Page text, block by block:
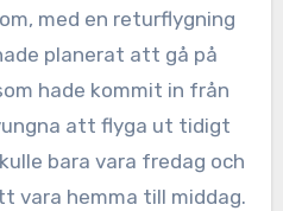
med en returflygning
planerat att gå på
hade kommit in från
att flyga ut tidigt
bara vara fredag och
vara hemma till middag.